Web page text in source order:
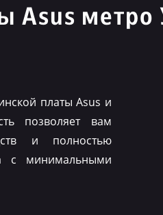
Asus
платы Asus и
позволяет вам
и полностью
с минимальными